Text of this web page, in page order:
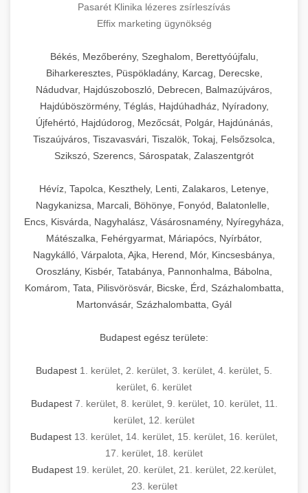
Pasarét Klinika lézeres zsírleszívás
Effix marketing ügynökség
Békés, Mezőberény, Szeghalom, Berettyóújfalu,
Biharkeresztes, Püspökladány, Karcag, Derecske,
Nádudvar, Hajdúszoboszló, Debrecen, Balmazújváros,
Hajdúböszörmény, Téglás, Hajdúhadház, Nyíradony,
Újfehértó, Hajdúdorog, Mezőcsát, Polgár, Hajdúnánás,
Tiszaújváros, Tiszavasvári, Tiszalök, Tokaj, Felsőzsolca,
Szikszó, Szerencs, Sárospatak, Zalaszentgrót
Hévíz, Tapolca, Keszthely, Lenti, Zalakaros, Letenye,
Nagykanizsa, Marcali, Böhönye, Fonyód, Balatonlelle,
Encs, Kisvárda, Nagyhalász, Vásárosnamény, Nyíregyháza,
Mátészalka, Fehérgyarmat, Máriapócs, Nyírbátor,
Nagykálló, Várpalota, Ajka, Herend, Mór, Kincsesbánya,
Oroszlány, Kisbér, Tatabánya, Pannonhalma, Bábolna,
Komárom, Tata, Pilisvörösvár, Bicske, Érd, Százhalombatta,
Martonvásár, Százhalombatta, Gyál
Budapest egész területe:
Budapest 1. kerület 2. kerület 3. kerület 4. kerület 5.
kerület 6. kerület
Budapest 7. kerület, 8. kerület, 9. kerület, 10. kerület, 11.
kerület 12. kerület
Budapest 13. kerület 14. kerület 15. kerület 16. kerület
17. kerület 18. kerület
Budapest 19. kerület 20. kerület 21. kerület 22.kerület
23. kerület